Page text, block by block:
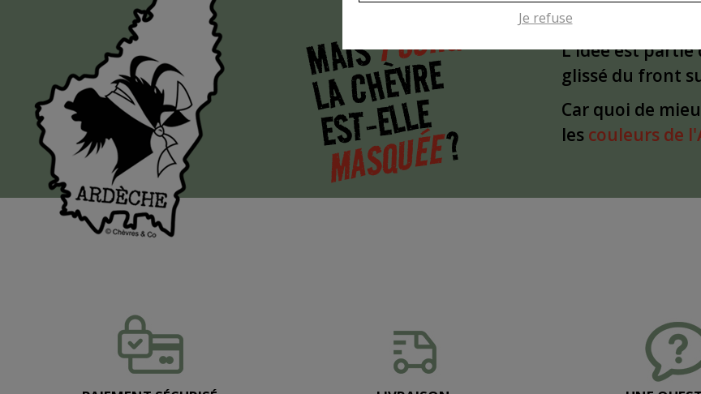
MAISPOURQUOI
LA CHÈVRE
EST-ELLE
MASQUÉE?
L'idée est
glissé du front
Car quoi de
les couleurs de
Je refuse